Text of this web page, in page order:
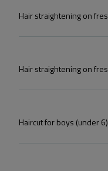
Hair straightening on
Hair straightening on
Haircut for boys (under 6)